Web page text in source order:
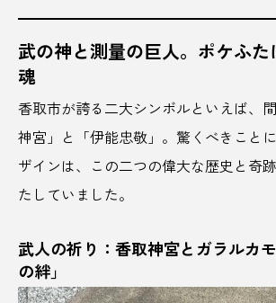
バズーカ砲 ハチミツ はち
バレルサウナ バレンタイン
パワースポット パンといす
ひぐらしのなく頃に ビジネスイベ
武の神と測量の巨人。ポケふ
魂
香取市が誇る二大シンボルといえば、
神宮」と「伊能忠敬」。驚くべきこと
ザインは、この二つの偉大な歴史と奇
たしていました。
武人の祈り：香取神宮とガラルカ
の絆」